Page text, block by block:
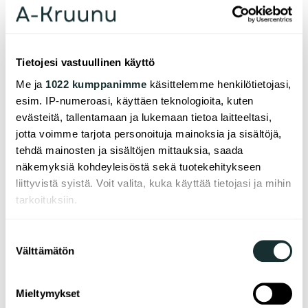
Tietojesi vastuullinen käyttö
Me ja 1022 kumppanimme käsittelemme henkilötietojasi,
esim. IP-numeroasi, käyttäen teknologioita, kuten
evästeitä, tallentamaan ja lukemaan tietoa laitteeltasi,
jotta voimme tarjota personoituja mainoksia ja sisältöjä,
tehdä mainosten ja sisältöjen mittauksia, saada
näkemyksiä kohdeyleisöstä sekä tuotekehitykseen
liittyvistä syistä. Voit valita, kuka käyttää tietojasi ja mihin
tarkoituksiin.
Kerätä tietoja maantieteellisestä sijainnistasi,
ominaispiirteitä aktiivisesti (sormenjäljen
valinta
Välttämätön
Mieltymykset
Tel. 0207 207 100
Mon–Fri 12:00–14:30
own operator.
Cus­to­mer ser­vi­ce and par­king spa­ces
vuok­raus@a-kruu­nu.fi
Tel. 0207 207 100
Mon–Fri 12:00–14:30
Calling us costs the equivalent of the caller's mobile
network or local network rate specified by their
Linkit